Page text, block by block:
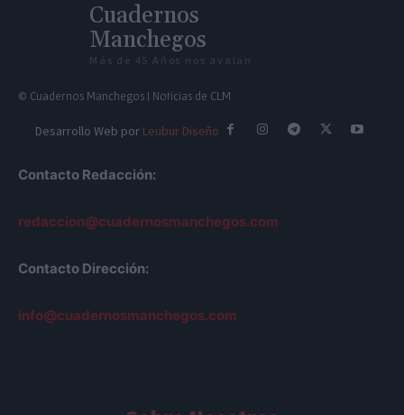
Cuadernos
Manchegos
Más de 45 Años nos avalan
© Cuadernos Manchegos | Noticias de CLM
Desarrollo Web por Leubur Diseño
Contacto Redacción:
redaccion@cuadernosmanchegos.com
Contacto Dirección:
info@cuadernosmanchegos.com